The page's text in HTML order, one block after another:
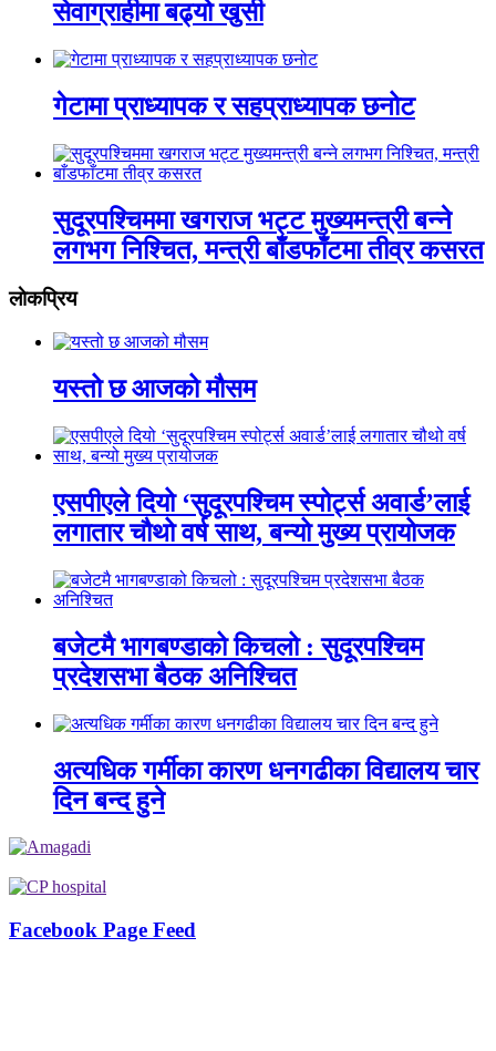
सेवाग्राहीमा बढ्यो खुसी
गेटामा प्राध्यापक र सहप्राध्यापक छनोट
सुदूरपश्चिममा खगराज भट्ट मुख्यमन्त्री बन्ने
लगभग निश्चित, मन्त्री बाँडफाँटमा तीव्र कसरत
लाेकप्रिय
यस्तो छ आजको मौसम
एसपीएले दियो ‘सुदूरपश्चिम स्पोर्ट्स अवार्ड’लाई
लगातार चौथो वर्ष साथ, बन्यो मुख्य प्रायोजक
बजेटमै भागबण्डाको किचलो : सुदूरपश्चिम
प्रदेशसभा बैठक अनिश्चित
अत्यधिक गर्मीका कारण धनगढीका विद्यालय चार
दिन बन्द हुने
Facebook Page Feed